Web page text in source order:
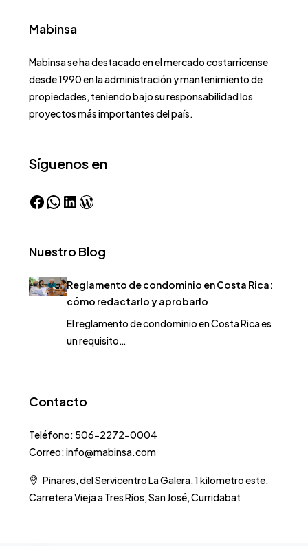
Mabinsa
Mabinsa se ha destacado en el mercado costarricense
desde 1990 en la administración y mantenimiento de
propiedades, teniendo bajo su responsabilidad los
proyectos más importantes del país.
Síguenos en
Nuestro Blog
Reglamento de condominio en Costa Rica:
cómo redactarlo y aprobarlo
El reglamento de condominio en Costa Rica es
un requisito…
Contacto
Teléfono: 506-2272-0004
Correo: info@mabinsa.com
Pinares, del Servicentro La Galera, 1 kilometro este,
Carretera Vieja a Tres Ríos, San José, Curridabat